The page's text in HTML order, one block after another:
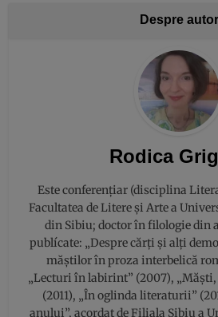
Despre autor
Rodica
Este conferențiar (disciplina
Facultatea de Litere și Arte a
din Sibiu; doctor în filologie din
publícate: „Despre cărți și alți
măştilor în proza interbelică
„Lecturi în labirint” (2007),
(2011), „În oglinda literaturii”
anului”, acordat de Filiala Sibiu a